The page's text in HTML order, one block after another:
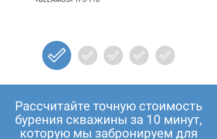
Рассчитайте точную стоимость
бурения скважины за 10 минут,
которую мы забронируем для